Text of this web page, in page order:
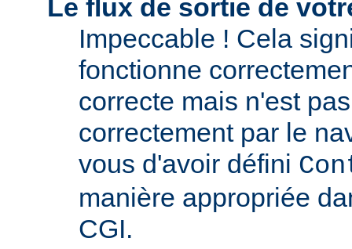
Le flux de sortie de
Impeccable ! Cela
fonctionne
correcte mais n'est
correctement par le
vous d'avoir défini
manière appropriée
CGI.